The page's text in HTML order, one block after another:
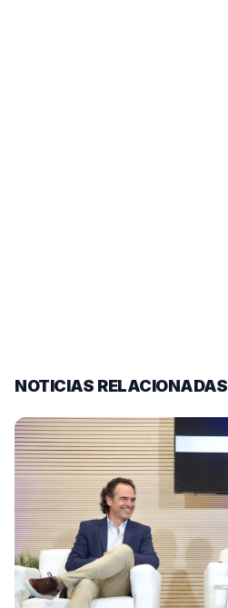
NOTICIAS RELACIONADAS